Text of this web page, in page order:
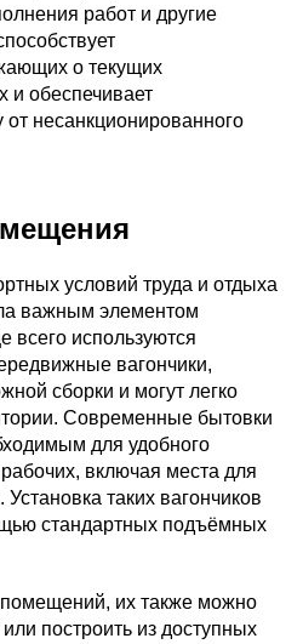
работ и другие
о текущих
и обеспечивает
несанкционированного
условий труда и отдыха
важным элементом
всего используются
вагончики,
сборки и могут легко
Современные бытовки
для удобного
включая места для
таких вагончиков
стандартных подъёмных
помещений, их также можно
построить из доступных